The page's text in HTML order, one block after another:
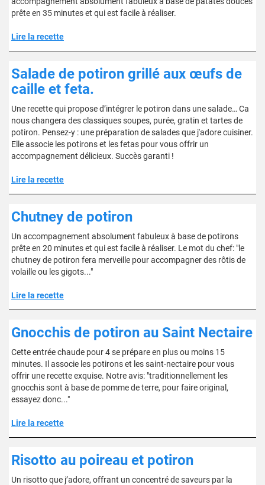
prête en 35 minutes et qui est facile à réaliser.
Lire la recette
Salade de potiron grillé aux œufs de
caille et feta.
Une recette qui propose d’intégrer le potiron dans une salade… Ca
nous changera des classiques soupes, purée, gratin et tartes de
potiron. Pensez-y : une préparation de salades que j'adore cuisiner.
Elle associe les potirons et les fetas pour vous offrir un
accompagnement délicieux. Succès garanti !
Lire la recette
Chutney de potiron
Un accompagnement absolument fabuleux à base de potirons
prête en 20 minutes et qui est facile à réaliser. Le mot du chef: "le
chutney de potiron fera merveille pour accompagner des rôtis de
volaille ou les gigots..."
Lire la recette
Gnocchis de potiron au Saint Nectaire
Cette entrée chaude pour 4 se prépare en plus ou moins 15
minutes. Il associe les potirons et les saint-nectaire pour vous
offrir une recette exquise. Notre avis: "traditionnellement les
gnocchis sont à base de pomme de terre, pour faire original,
essayez donc..."
Lire la recette
Risotto au poireau et potiron
Un risotto que j’adore, offrant un concentré de saveurs par la